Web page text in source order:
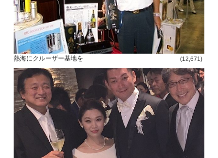
熱海にクルーザー基地を (12,671)